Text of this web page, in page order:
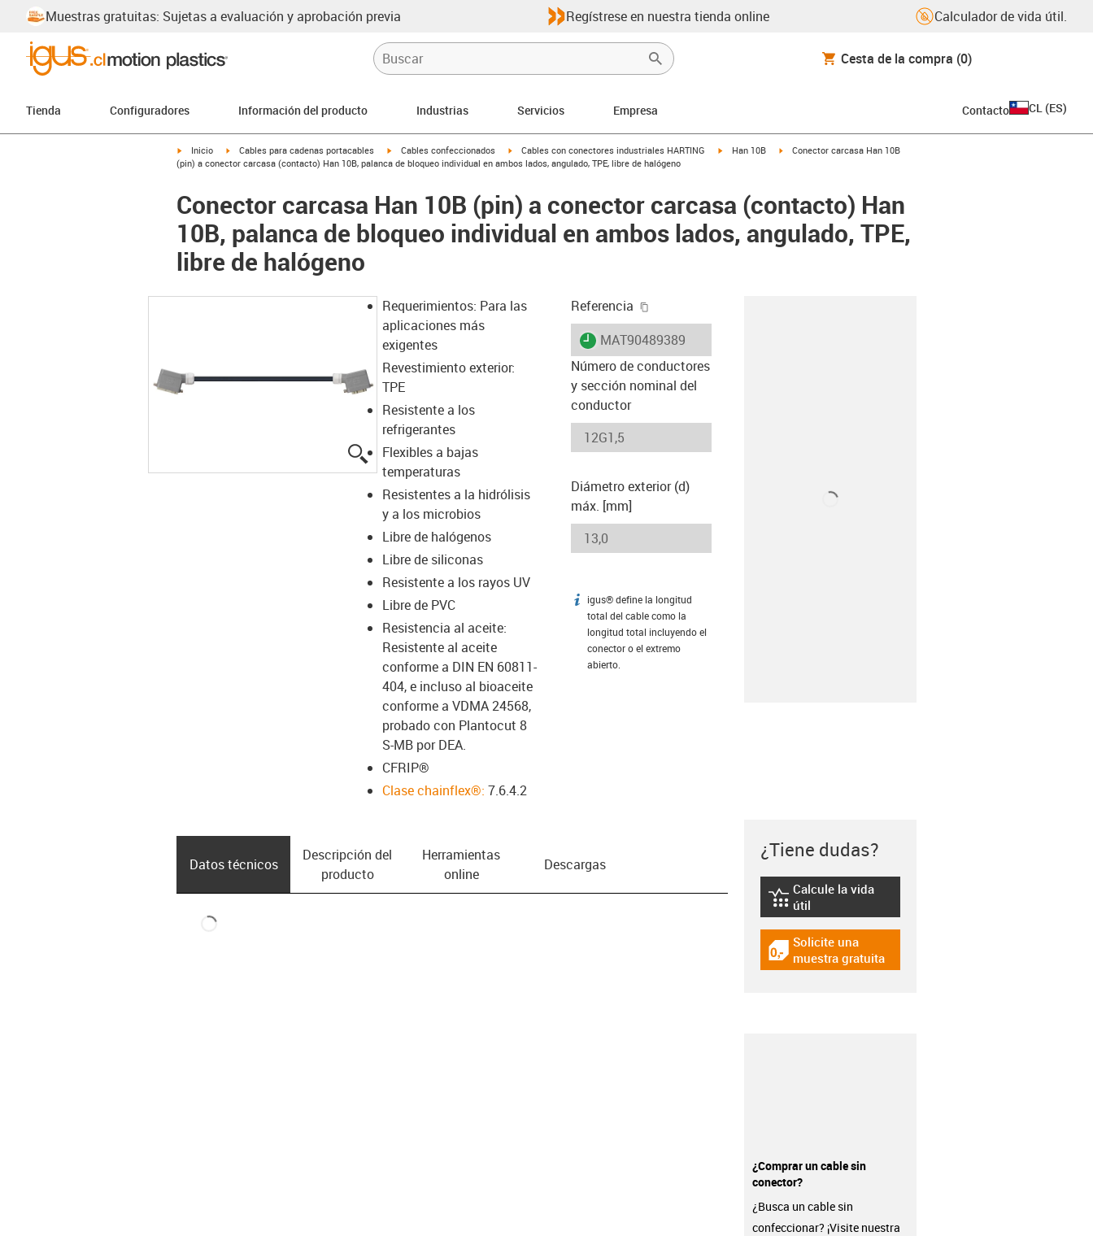
Muestras gratuitas: Sujetas a evaluación y aprobación previa Regístrese en nuestra tienda online Calculador de vida útil.
Cesta de la compra (0)
Tienda Configuradores Información del producto Industrias Servicios Empresa Contacto CL (ES)
igus-icon-arrow-right
Inicio igus-icon-arrow-right
Cables para cadenas portacables igus-icon-arrow-right
Cables confeccionados igus-icon-arrow-right
Cables con conectores industriales HARTING igus-icon-arrow-right
Han 10B igus-icon-arrow-right
Conector carcasa Han 10B
(pin) a conector carcasa (contacto) Han 10B, palanca de bloqueo individual en ambos lados, angulado, TPE, libre de halógeno
Conector carcasa Han 10B (pin) a conector carcasa (contacto) Han
10B, palanca de bloqueo individual en ambos lados, angulado, TPE,
libre de halógeno
igus-icon-lupe
Requerimientos: Para las
aplicaciones más
exigentes
Revestimiento exterior:
TPE
Resistente a los
refrigerantes
Flexibles a bajas
temperaturas
Resistentes a la hidrólisis
y a los microbios
Libre de halógenos
Libre de siliconas
Resistente a los rayos UV
Libre de PVC
Resistencia al aceite:
Resistente al aceite
conforme a DIN EN 60811-
404, e incluso al bioaceite
conforme a VDMA 24568,
probado con Plantocut 8
S-MB por DEA.
CFRIP®
Clase chainflex®: 7.6.4.2
Referencia
igus-icon-lieferzeit
MAT90489389
Número de conductores
y sección nominal del
conductor
Diámetro exterior (d)
máx. [mm]
igus-icon-info
igus® define la longitud
total del cable como la
longitud total incluyendo el
conector o el extremo
abierto.
Datos técnicos
Descripción del
producto
Herramientas
online
Descargas
¿Tiene dudas?
igus-icon-lebensdauerrechner
Calcule la vida
útil
igus-icon-gratismuster
Solicite una
muestra gratuita
¿Comprar un cable sin
conector?
¿Busca un cable sin
confeccionar? ¡Visite nuestra